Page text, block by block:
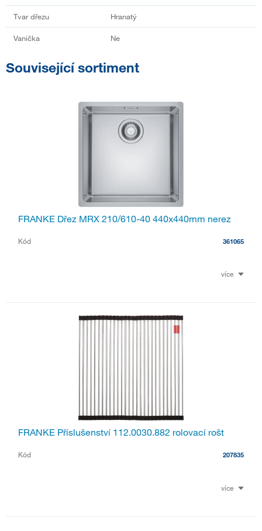
Tvar dřezu Hranatý
Vanička Ne
Související sortiment
FRANKE Dřez MRX 210/610-40 440x440mm nerez
Kód 361065
více
FRANKE Příslušenství 112.0030.882 rolovací rošt
Kód 207835
více